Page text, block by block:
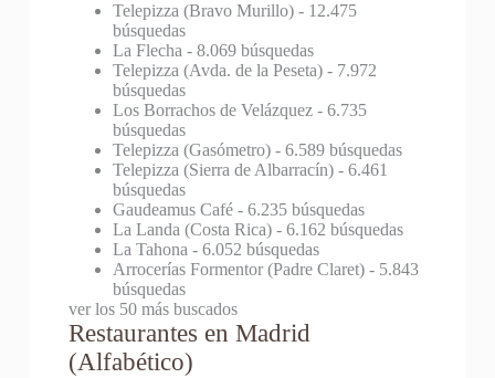
Telepizza (Bravo Murillo)- 12.475
búsquedas
La Flecha - 8.069 búsquedas
Telepizza (Avda. de la Peseta)- 7.972
búsquedas
Los Borrachos de Velázquez- 6.735
búsquedas
Telepizza (Gasómetro)- 6.589 búsquedas
Telepizza (Sierra de Albarracín)- 6.461
búsquedas
Gaudeamus Café- 6.235 búsquedas
La Landa (Costa Rica)- 6.162 búsquedas
La Tahona - 6.052 búsquedas
Arrocerías Formentor (Padre Claret)- 5.843
búsquedas
ver los 50 más buscados
Restaurantes en Madrid
(Alfabético)